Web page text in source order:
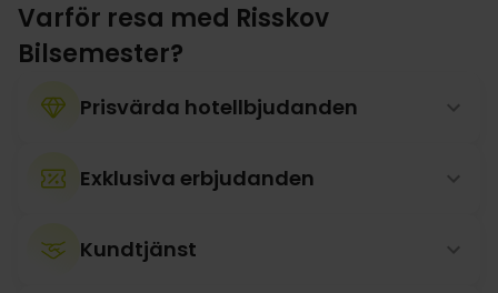
Varför resa med Risskov
Bilsemester?
Prisvärda hotellbjudanden
Exklusiva erbjudanden
Kundtjänst